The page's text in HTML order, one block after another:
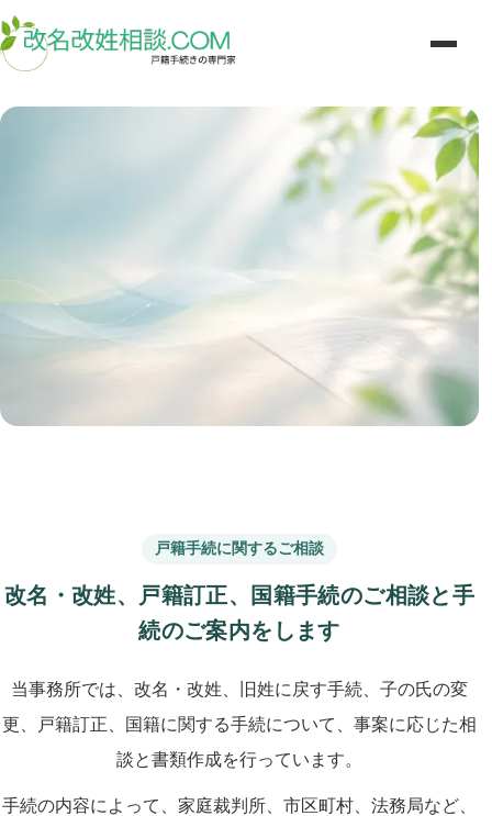
戸籍手続に関するご相談
改名・改姓、戸籍訂正、国籍手続のご相談と手
続のご案内をします
当事務所では、改名・改姓、旧姓に戻す手続、子の氏の変
更、戸籍訂正、国籍に関する手続について、事案に応じた相
談と書類作成を行っています。
手続の内容によって、家庭裁判所、市区町村、法務局など、